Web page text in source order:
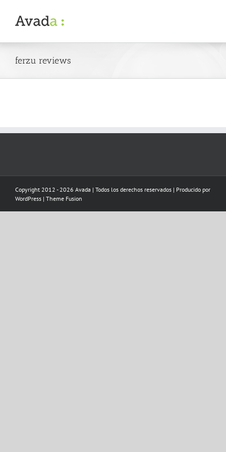
content
ferzu reviews
Copyright 2012 - 2026 Avada | Todos los derechos reservados | Producido por
WordPress | Theme Fusion